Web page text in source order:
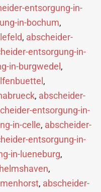
entsorgung-in-
in-bochum,
, abscheider-
entsorgung-in-
in-burgwedel ,
,
, abscheider-
entsorgung-in-
in-celle, abscheider-
entsorgung-in-
in-lueneburg,
,
, abscheider-